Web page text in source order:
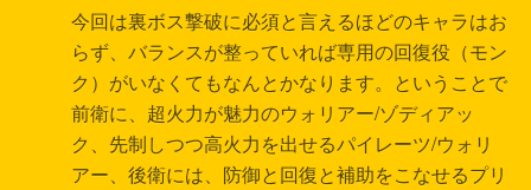
今回は裏ボス撃破に必須と言えるほどのキャラはお
らず、バランスが整っていれば専用の回復役（モン
ク）がいなくてもなんとかなります。ということで
前衛に、超火力が魅力のウォリアー/ゾディアッ
ク、先制しつつ高火力を出せるパイレーツ/ウォリ
アー、後衛には、防御と回復と補助をこなせるプリ